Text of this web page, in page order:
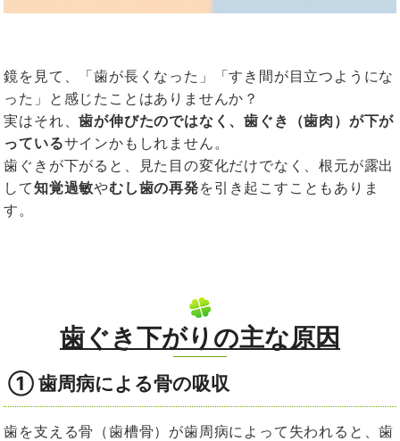
鏡を見て、「歯が長くなった」「すき間が目立つようにな
った」と感じたことはありませんか？
実はそれ、歯が伸びたのではなく、歯ぐき（歯肉）が下が
っているサインかもしれません。
歯ぐきが下がると、見た目の変化だけでなく、根元が露出
して知覚過敏やむし歯の再発を引き起こすこともありま
す。
歯ぐき下がりの主な原因
① 歯周病による骨の吸収
歯を支える骨（歯槽骨）が歯周病によって失われると、歯